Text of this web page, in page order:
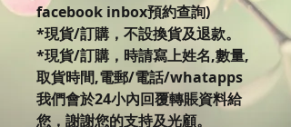
facebook inbox預約查詢)
*現貨/訂購，不設換貨及退款。
*現貨/訂購，時請寫上姓名,數量,
取貨時間,電郵/電話/whatapps
我們會於24小內回覆轉賬資料給
您，謝謝您的支持及光顧。